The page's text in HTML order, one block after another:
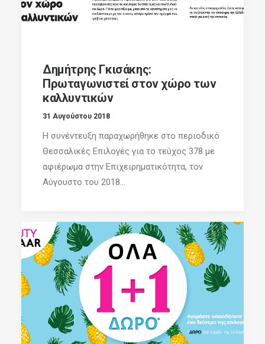
Δημήτρης Γκισάκης:
Πρωταγωνιστεί στον χώρο των
καλλυντικών
31 Αυγούστου 2018
Η συνέντευξη παραχωρήθηκε στο περιοδικό
Θεσσαλικές Επιλογές για το τεύχος 378 με
αφιέρωμα στην Επιχειρηματικότητα, τον
Αύγουστο του 2018...